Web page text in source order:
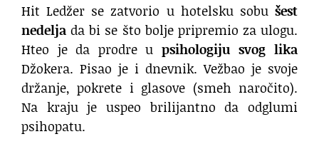
Hit Ledžer se zatvorio u hotelsku sobu šest
nedelja da bi se što bolje pripremio za ulogu.
Hteo je da prodre u psihologiju svog lika
Džokera. Pisao je i dnevnik. Vežbao je svoje
držanje, pokrete i glasove (smeh naročito).
Na kraju je uspeo brilijantno da odglumi
psihopatu.